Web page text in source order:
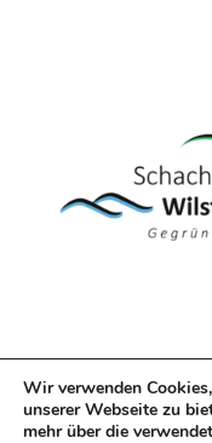
© Schach
Wir verwenden
unserer Webseite zu
mehr über die